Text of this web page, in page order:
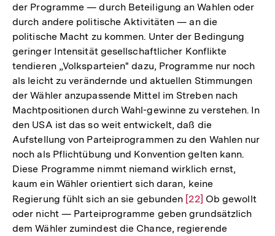
der Programme — durch Beteiligung an Wahlen oder
durch andere politische Aktivitäten — an die
politische Macht zu kommen. Unter der Bedingung
geringer Intensität gesellschaftlicher Konflikte
tendieren „Volksparteien" dazu, Programme nur noch
als leicht zu verändernde und aktuellen Stimmungen
der Wähler anzupassende Mittel im Streben nach
Machtpositionen durch Wahl-gewinne zu verstehen. In
den USA ist das so weit entwickelt, daß die
Aufstellung von Parteiprogrammen zu den Wahlen nur
noch als Pflichtübung und Konvention gelten kann.
Diese Programme nimmt niemand wirklich ernst,
kaum ein Wähler orientiert sich daran, keine
Regierung fühlt sich an sie gebunden Zur
Auflösung
der
[22] Ob gewollt
oder nicht — Parteiprogramme geben grundsätzlich
dem Wähler zumindest die Chance, regierende